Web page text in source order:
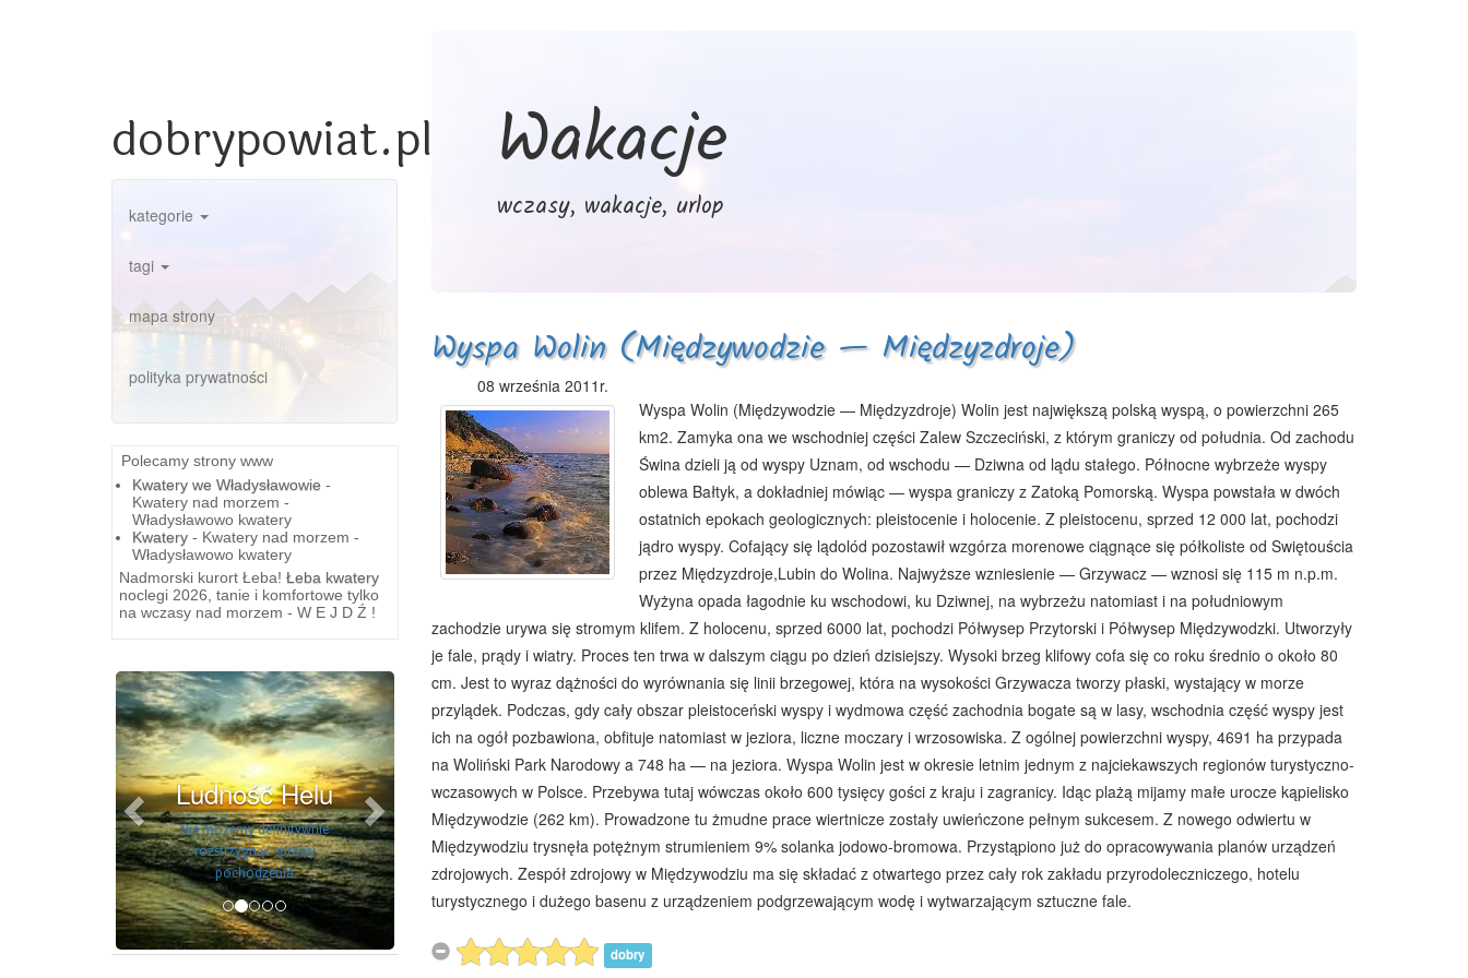
dobrypowiat.pl
kategorie
tagi
mapa strony
polityka prywatności
Polecamy strony www
Kwatery we Władysławowie -
Kwatery nad morzem -
Władysławowo kwatery
Kwatery - Kwatery nad morzem -
Władysławowo kwatery
Nadmorski kurort Łeba! Łeba kwatery
noclegi 2026, tanie i komfortowe tylko
na wczasy nad morzem - W E J D Ź !
Ludność Helu
Nie możemy definitywnie
rozstrzygnąć sprawy
pochodzenia
Previous Next
Wakacje
wczasy, wakacje, urlop
Wyspa Wolin (Międzywodzie — Międzyzdroje)
08 września 2011r.
Wyspa Wolin (Międzywodzie — Międzyzdroje) Wolin jest największą polską wyspą, o powierzchni 265
km2. Zamyka ona we wschodniej części Zalew Szczeciński, z którym graniczy od południa. Od zachodu
Świna dzieli ją od wyspy Uznam, od wschodu — Dziwna od lądu stałego. Północne wybrzeże wyspy
oblewa Bałtyk, a dokładniej mówiąc — wyspa graniczy z Zatoką Pomorską. Wyspa powstała w dwóch
ostatnich epokach geologicznych: pleistocenie i holocenie. Z pleistocenu, sprzed 12 000 lat, pochodzi
jądro wyspy. Cofający się lądolód pozostawił wzgórza morenowe ciągnące się półkoliste od Swiętouścia
przez Międzyzdroje,Lubin do Wolina. Najwyższe wzniesienie — Grzywacz — wznosi się 115 m n.p.m.
Wyżyna opada łagodnie ku wschodowi, ku Dziwnej, na wybrzeżu natomiast i na południowym
zachodzie urywa się stromym klifem. Z holocenu, sprzed 6000 lat, pochodzi Półwysep Przytorski i Półwysep Międzywodzki. Utworzyły
je fale, prądy i wiatry. Proces ten trwa w dalszym ciągu po dzień dzisiejszy. Wysoki brzeg klifowy cofa się co roku średnio o około 80
cm. Jest to wyraz dążności do wyrównania się linii brzegowej, która na wysokości Grzywacza tworzy płaski, wystający w morze
przylądek. Podczas, gdy cały obszar pleistoceński wyspy i wydmowa część zachodnia bogate są w lasy, wschodnia część wyspy jest
ich na ogół pozbawiona, obfituje natomiast w jeziora, liczne moczary i wrzosowiska. Z ogólnej powierzchni wyspy, 4691 ha przypada
na Woliński Park Narodowy a 748 ha — na jeziora. Wyspa Wolin jest w okresie letnim jednym z najciekawszych regionów turystyczno-
wczasowych w Polsce. Przebywa tutaj wówczas około 600 tysięcy gości z kraju i zagranicy. Idąc plażą mijamy małe urocze kąpielisko
Międzywodzie (262 km). Prowadzone tu żmudne prace wiertnicze zostały uwieńczone pełnym sukcesem. Z nowego odwiertu w
Międzywodziu trysnęła potężnym strumieniem 9% solanka jodowo-bromowa. Przystąpiono już do opracowywania planów urządzeń
zdrojowych. Zespół zdrojowy w Międzywodziu ma się składać z otwartego przez cały rok zakładu przyrodoleczniczego, hotelu
turystycznego i dużego basenu z urządzeniem podgrzewającym wodę i wytwarzającym sztuczne fale.
dobry